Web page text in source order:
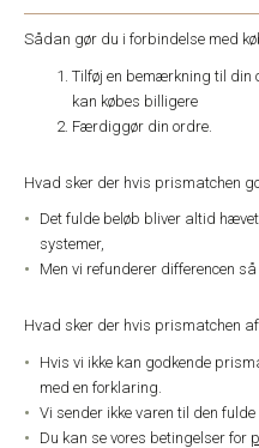
Sådan gør du i forbindelse med
Tilføj en bemærkning til din
kan købes billigere
Færdiggør din ordre.
Hvad sker der hvis prismatchen
Det fulde beløb bliver altid
systemer,
Men vi refunderer differencen
Hvad sker der hvis prismatchen
Hvis vi ikke kan godkende
med en forklaring.
Vi sender ikke varen til den
Du kan se vores betingelser for